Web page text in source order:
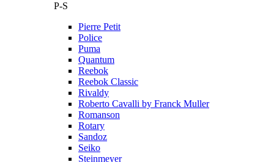
P-S
Pierre Petit
Police
Puma
Quantum
Reebok
Reebok Classic
Rivaldy
Roberto Cavalli by Franck Muller
Romanson
Rotary
Sandoz
Seiko
Steinmeyer